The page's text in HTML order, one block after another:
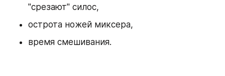
"срезают" силос,
острота ножей миксера,
время смешивания.